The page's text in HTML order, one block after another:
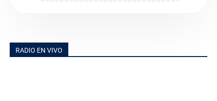
RADIO EN VIVO